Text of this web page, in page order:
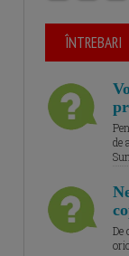
ÎNTREBARI
de
De